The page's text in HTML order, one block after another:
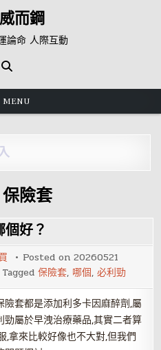
而鋼
論命 人際互動
MENU
保險套
好？
Posted on20260521
Tagged保險套, 哪個,必利勁
套都是添加利多卡因麻醉劑,屬
屬於早洩治療藥品,其實二者算
,拿來比較好像也不大對,但我們